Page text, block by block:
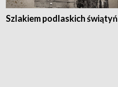
Szlakiem podlaskich świątyń